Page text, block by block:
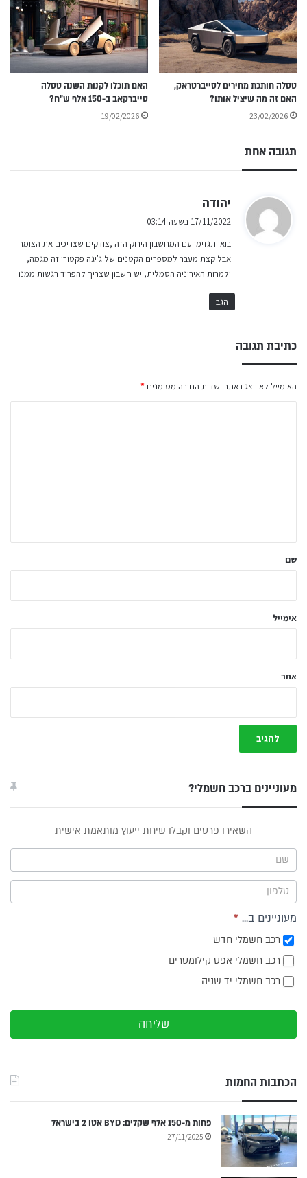
טסלה חותכת מחירים לסייברטראק,
האם זה מה שיציל אותו?
23/02/2026
האם תוכלו לקנות השנה טסלה
סייברקאב ב-150 אלף ש״ח?
19/02/2026
תגובה אחת
יהודה
ג
ב
:
17/11/2022 בשעה 03:14
בואו תגזימו עם המחשבון הירוק הזה ,צודקים שצריכים את הצומח
אבל קצת מעבר למספרים הקטנים של ג'יגה פקטורי זה מגמה,
ולמרות האירוניה הסמלית, יש חשבון שצריך להפריד רגשות ממנו
הגב
כתיבת תגובה
האימייל לא יוצג באתר. שדות החובה מסומנים *
ל
שם
אימייל
אתר
מעוניינים ברכב חשמלי?
תפריט
צד
השאירו פרטים וקבלו שיחת ייעוץ מותאמת אישית
מעוניינים ב... *
רכב חשמלי חדש
רכב חשמלי אפס קילומטרים
רכב חשמלי יד שניה
שליחה
הכתבות החמות
פחות מ-150 אלף שקלים: BYD אטו 2 בישראל
27/11/2025